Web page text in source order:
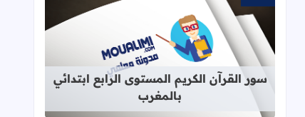
التربوية 2020
قراءة المزيد عن سور القرآن الكريم
سور القرآن الكريم المستوى الرابع ابتدائي
بالمغرب